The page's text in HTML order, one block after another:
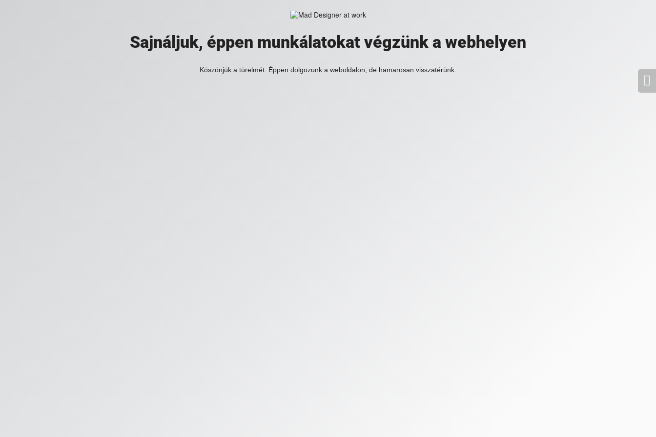
Sajnáljuk, éppen munkálatokat végzünk a webhelyen
Köszönjük a türelmét. Éppen dolgozunk a weboldalon, de hamarosan visszatérünk.